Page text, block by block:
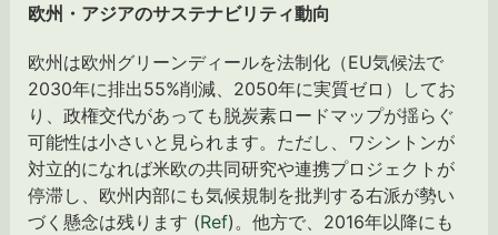
欧州・アジアのサステナビリティ動向
欧州は欧州グリーンディールを法制化（EU気候法で
2030年に排出55%削減、2050年に実質ゼロ）してお
り、政権交代があっても脱炭素ロードマップが揺らぐ
可能性は小さいと見られます。ただし、ワシントンが
対立的になれば米欧の共同研究や連携プロジェクトが
停滞し、欧州内部にも気候規制を批判する右派が勢い
づく懸念は残ります (Ref)。他方で、2016年以降にも